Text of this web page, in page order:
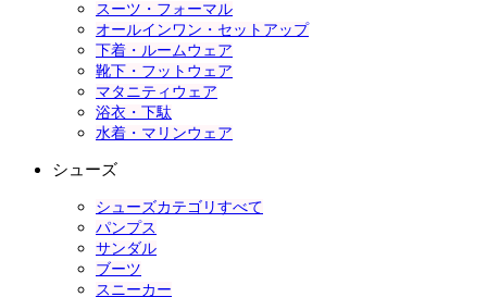
スーツ・フォーマル
オールインワン・セットアップ
下着・ルームウェア
靴下・フットウェア
マタニティウェア
浴衣・下駄
水着・マリンウェア
シューズ
シューズカテゴリすべて
パンプス
サンダル
ブーツ
スニーカー